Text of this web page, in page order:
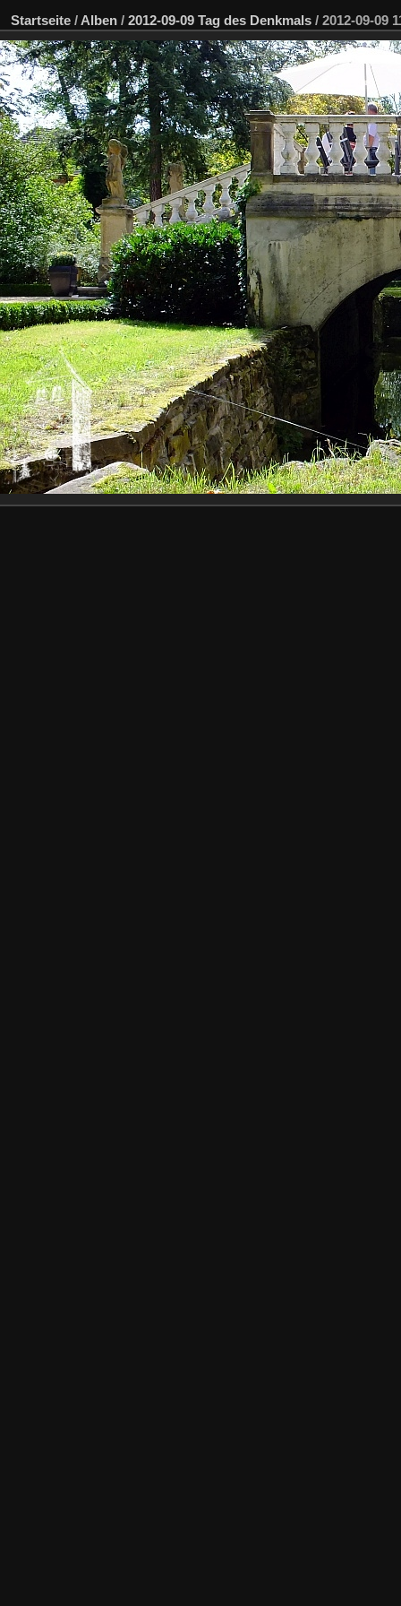
Startseite / Alben / 2012-09-09 Tag des Denkmals / 2012-09-09